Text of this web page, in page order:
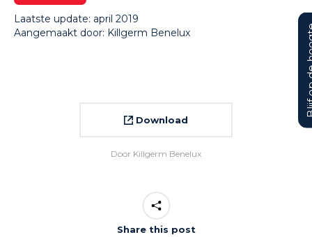
Laatste update: april 2019
Aangemaakt door: Killgerm Benelux
Download
Door Killgerm Benelux
Share this post
Blijf